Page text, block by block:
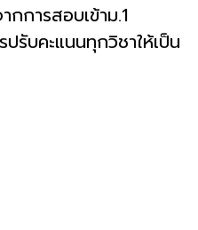
การสอบเข้าม.1
รับคะแนนทุกวิชาให้เป็น